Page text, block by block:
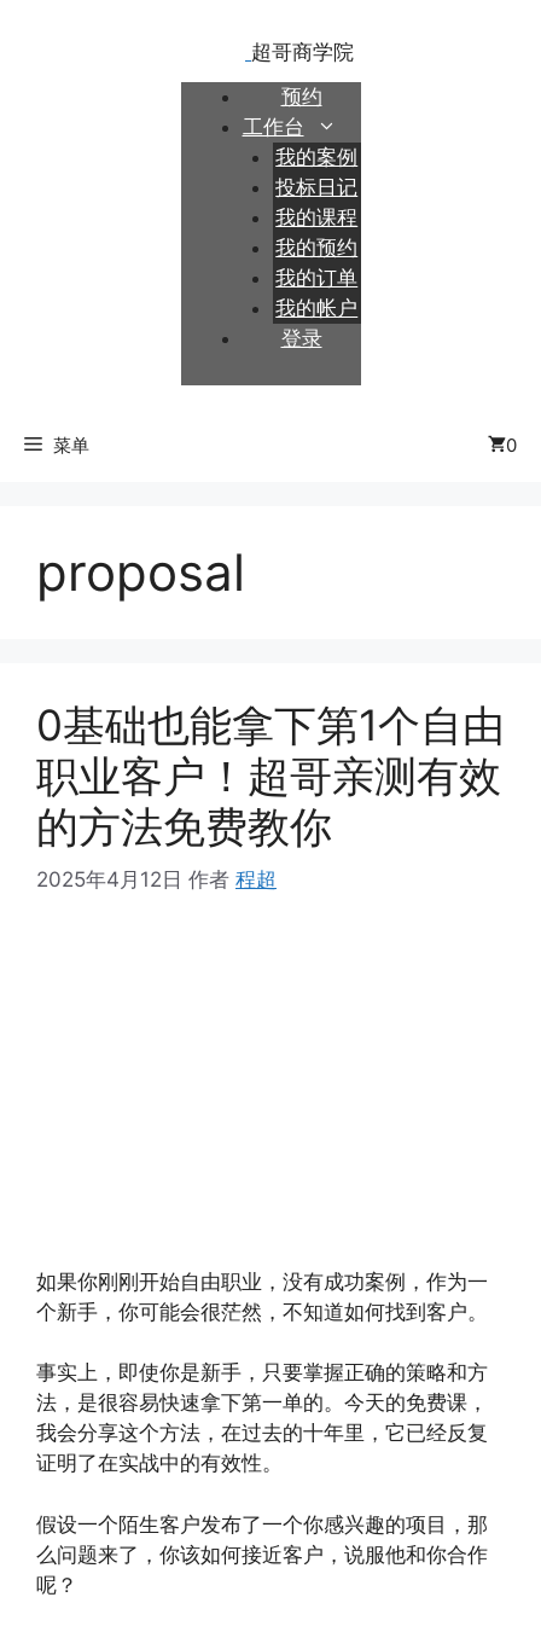
预约
工作台
我的案例
投标日记
我的课程
我的预约
我的订单
我的帐户
登录
菜单 0
proposal
0基础也能拿下第1个自由
职业客户！超哥亲测有效
的方法免费教你
2025年4月12日 作者 程超
如果你刚刚开始自由职业，没有成功案例，作为一
个新手，你可能会很茫然，不知道如何找到客户。
事实上，即使你是新手，只要掌握正确的策略和方
法，是很容易快速拿下第一单的。今天的免费课，
我会分享这个方法，在过去的十年里，它已经反复
证明了在实战中的有效性。
假设一个陌生客户发布了一个你感兴趣的项目，那
么问题来了，你该如何接近客户，说服他和你合作
呢？